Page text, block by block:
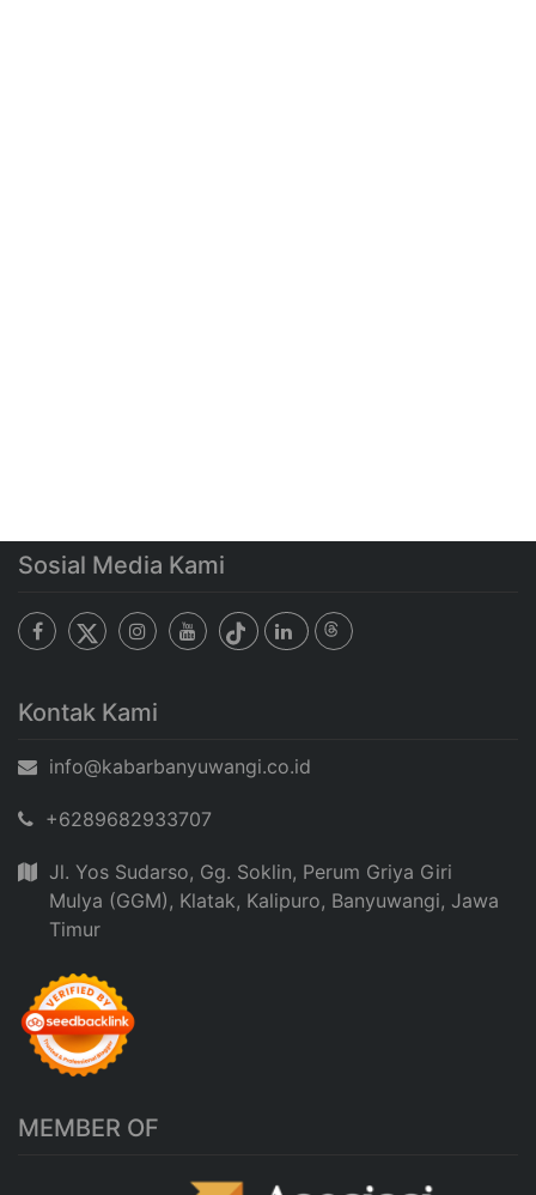
Sosial Media Kami
Kontak Kami
info@kabarbanyuwangi.co.id
+6289682933707
Jl. Yos Sudarso, Gg. Soklin, Perum Griya Giri
Mulya (GGM), Klatak, Kalipuro, Banyuwangi, Jawa
Timur
MEMBER OF